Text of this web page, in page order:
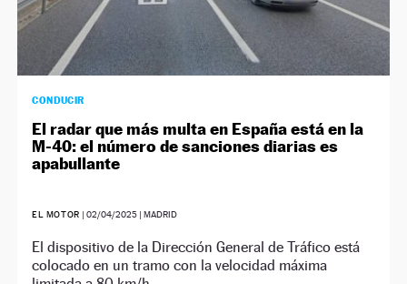
CONDUCIR
El radar que más multa en España está en la
M-40: el número de sanciones diarias es
apabullante
EL MOTOR | 02/04/2025| MADRID
El dispositivo de la Dirección General de Tráfico está
colocado en un tramo con la velocidad máxima